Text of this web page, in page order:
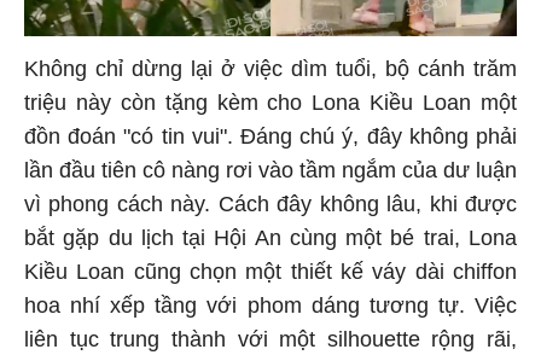
Không chỉ dừng lại ở việc dìm tuổi, bộ cánh trăm
triệu này còn tặng kèm cho Lona Kiều Loan một
đồn đoán "có tin vui". Đáng chú ý, đây không phải
lần đầu tiên cô nàng rơi vào tầm ngắm của dư luận
vì phong cách này. Cách đây không lâu, khi được
bắt gặp du lịch tại Hội An cùng một bé trai, Lona
Kiều Loan cũng chọn một thiết kế váy dài chiffon
hoa nhí xếp tầng với phom dáng tương tự. Việc
liên tục trung thành với một silhouette rộng rãi,